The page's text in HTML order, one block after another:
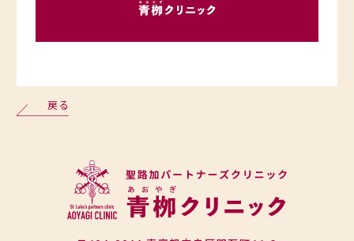
戻る